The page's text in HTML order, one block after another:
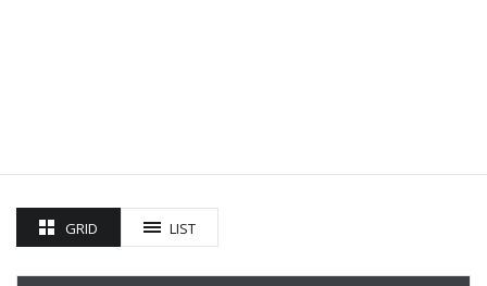
GRID LIST